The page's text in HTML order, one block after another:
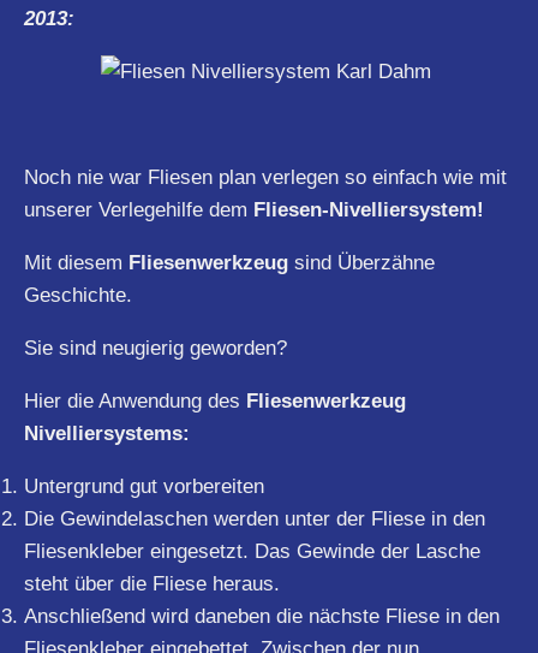
2013:
Noch nie war Fliesen plan verlegen so einfach wie mit
unserer Verlegehilfe dem Fliesen-Nivelliersystem!
Mit diesem Fliesenwerkzeug sind Überzähne
Geschichte.
Sie sind neugierig geworden?
Hier die Anwendung des Fliesenwerkzeug
Nivelliersystems:
Untergrund gut vorbereiten
Die Gewindelaschen werden unter der Fliese in den
Fliesenkleber eingesetzt. Das Gewinde der Lasche
steht über die Fliese heraus.
Anschließend wird daneben die nächste Fliese in den